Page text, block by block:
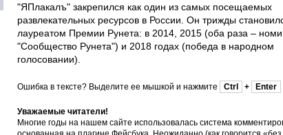
"ЯПлакалъ" закрепился как один из самых посещаемых
развлекательных ресурсов в России. Он трижды
лауреатом Премии Рунета: в 2014, 2015 (оба раза –
"Сообщество Рунета") и 2018 годах (победа в народном
голосовании).
Ошибка в тексте? Выделите ее мышкой и нажмите Ctrl + Enter
Уважаемые читатели!
Многие годы на нашем сайте использовалась система